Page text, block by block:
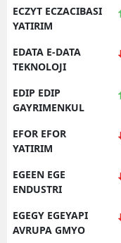
ECZYT ECZACIBASI
YATIRIM
EDATA E-DATA
TEKNOLOJI
EDIP EDIP
GAYRIMENKUL
EFOR EFOR
YATIRIM
EGEEN EGE
ENDUSTRI
EGEGY EGEYAPI
AVRUPA GMYO